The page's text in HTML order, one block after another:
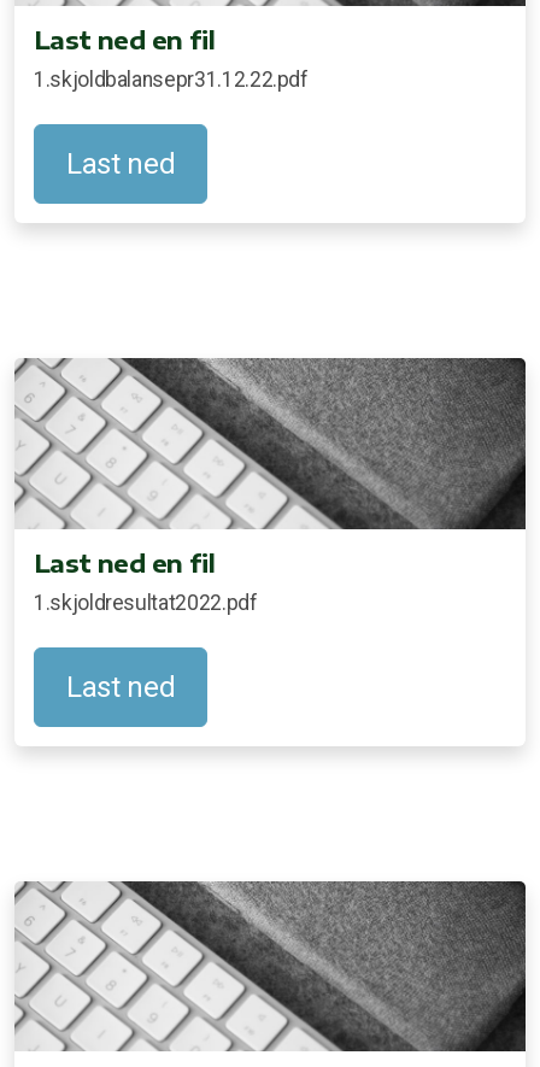
Last ned en fil
1.skjoldbalansepr31.12.22.pdf
Last ned
Last ned en fil
1.skjoldresultat2022.pdf
Last ned